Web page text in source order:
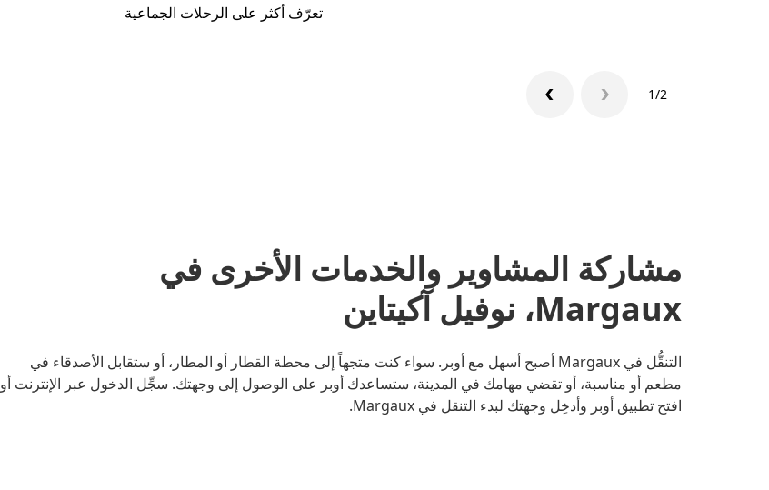
تعرّف أكثر على الرحلات الجماعية
1/2
مشاركة المشاوير والخدمات الأخرى في
Margaux، نوفيل آكيتاين
التنقُّل في Margaux أصبح أسهل مع أوبر. سواء كنت متجهاً إلى محطة القطار أو المطار، أو ستقابل الأصدقاء في
مطعم أو مناسبة، أو تقضي مهامك في المدينة، ستساعدك أوبر على الوصول إلى وجهتك. سجِّل الدخول عبر الإنترنت أو
افتح تطبيق أوبر وأدخِل وجهتك لبدء التنقل في Margaux.